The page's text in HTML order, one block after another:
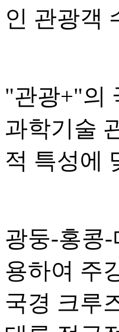
인 관광객
"관광+"의
과학기술
적 특성에
광둥-홍콩
용하여 주
국경 크루